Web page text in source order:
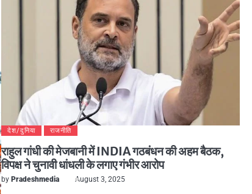
देश/दुनिया राजनीति
राहुल गांधी की मेजबानी में INDIA गठबंधन की अहम बैठक,
विपक्ष ने चुनावी धांधली के लगाए गंभीर आरोप
by Pradeshmedia August 3, 2025